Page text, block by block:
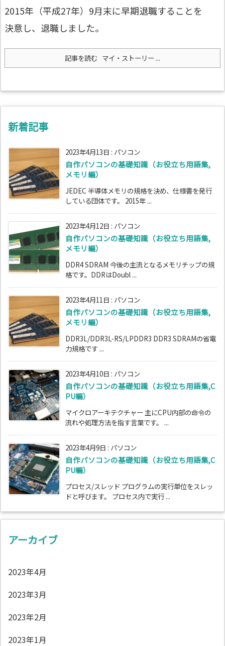
2015年（平成27年）9月末に早期退職することを
決意し、退職しました。
記事を読む マイ・ストーリー ...
新着記事
2023年4月13日 : パソコン
自作パソコンの基礎知識（お役立ち用語集,
メモリ編）
JEDEC 半導体メモリの規格を決め、仕様書を発行
している団体です。 2015年 ...
2023年4月12日 : パソコン
自作パソコンの基礎知識（お役立ち用語集,
メモリ編）
DDR4 SDRAM 今後の主流となるメモリチップの規
格です。DDRはDoubl ...
2023年4月11日 : パソコン
自作パソコンの基礎知識（お役立ち用語集,
メモリ編）
DDR3L/DDR3L-RS/LPDDR3 DDR3 SDRAMの省電
力規格です ...
2023年4月10日 : パソコン
自作パソコンの基礎知識（お役立ち用語集,C
PU編）
マイクロアーキテクチャー 主にCPU内部の命令の
流れや処理方法を指す言葉です。 ...
2023年4月9日 : パソコン
自作パソコンの基礎知識（お役立ち用語集,C
PU編）
プロセス/スレッド プログラムの実行単位をスレッ
ドと呼びます。 プロセス内で実行 ...
アーカイブ
2023年4月
2023年3月
2023年2月
2023年1月